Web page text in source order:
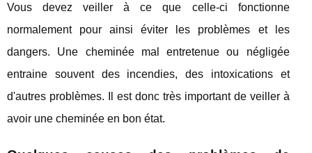
Vous devez veiller à ce que celle-ci fonctionne
normalement pour ainsi éviter les problèmes et les
dangers. Une cheminée mal entretenue ou négligée
entraine souvent des incendies, des intoxications et
d'autres problèmes. Il est donc très important de veiller à
avoir une cheminée en bon état.